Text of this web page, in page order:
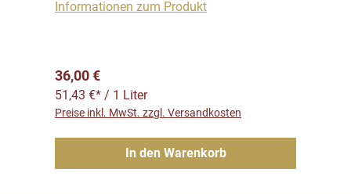
Informationen zum Produkt
Regulärer Preis:
36,00 €
51,43 €* / 1 Liter
Preise inkl. MwSt. zzgl. Versandkosten
In den Warenkorb